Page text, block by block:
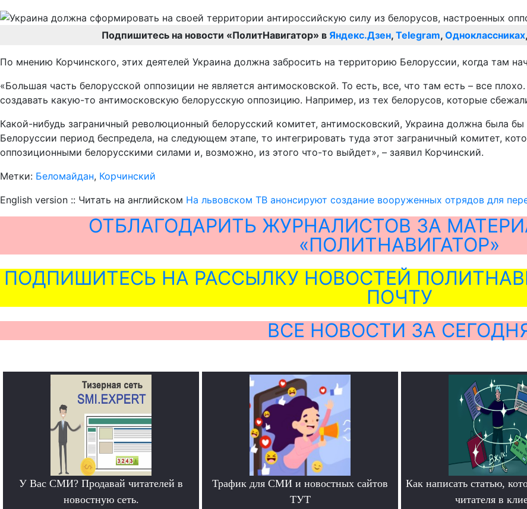
Подпишитесь на новости «ПолитНавигатор» в Яндекс.Дзен, Telegram, Одноклассниках,
По мнению Корчинского, этих деятелей Украина должна забросить на территорию Белоруссии, когда там
«Большая часть белорусской оппозиции не является антимосковской. То есть, все, что там есть – все
создавать какую-то антимосковскую белорусскую оппозицию. Например, из тех белорусов, которые
Какой-нибудь заграничный революционный белорусский комитет, антимосковский, Украина должна была
Белоруссии период беспредела, на следующем этапе, то интегрировать туда этот заграничный комитет,
оппозиционными белорусскими силами и, возможно, из этого что-то выйдет», – заявил Корчинский.
Метки: Беломайдан, Корчинский
English version :: Читать на английском На львовском ТВ анонсируют создание вооруженных отрядов для
ОТБЛАГОДАРИТЬ ЖУРНАЛИСТОВ ЗА
«ПОЛИТНАВИГАТОР»
ПОДПИШИТЕСЬ НА РАССЫЛКУ НОВОСТЕЙ
ПОЧТУ
ВСЕ НОВОСТИ ЗА
У Вас СМИ? Продавай читателей в
новостную сеть.
Трафик для СМИ и новостных сайтов
ТУТ
Как написать статью,
читателя в